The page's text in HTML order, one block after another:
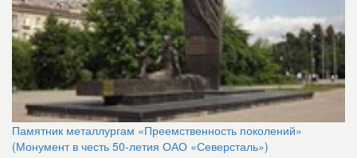
Памятник металлургам «Преемственность поколений»
(Монумент в честь 50-летия ОАО «Северсталь»)